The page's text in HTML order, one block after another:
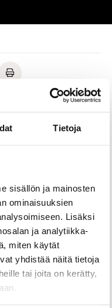
Tietoja
sisällön ja mainosten
ominaisuuksien
Lisäksi
ja analytiikka-
miten käytät
yhdistää näitä tietoja
tai joita on kerätty,
a wonderful
great flavours and
from the heart of
get to admire
sights as the
the route,
Hatanpää
enjoy the scenery,
brunch served on
a selection of
ingredients,